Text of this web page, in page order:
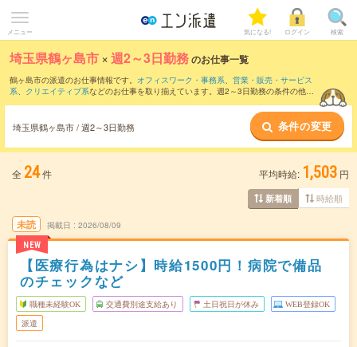
メニュー 気になる! ログイン 検索
埼玉県鶴ヶ島市 ×週2～3日勤務のお仕事一覧
鶴ヶ島市の派遣のお仕事情報です。 オフィスワーク・事務系、 営業・販売・サービス
系、 クリエイティブ系などのお仕事を取り揃えています。週2～3日勤務の条件の他
埼玉県鶴ヶ島市 / 週2～3日勤務 条件の変更
全 24件 平均時給: 1,503 円
新着順 時給順
未読
NEW
掲載日 2026/08/09
【医療行為はナシ】時給1500円！病院で備品
のチェックなど
職種未経験OK 交通費別途支給あり 土日祝日が休み WEB登録OK
派遣